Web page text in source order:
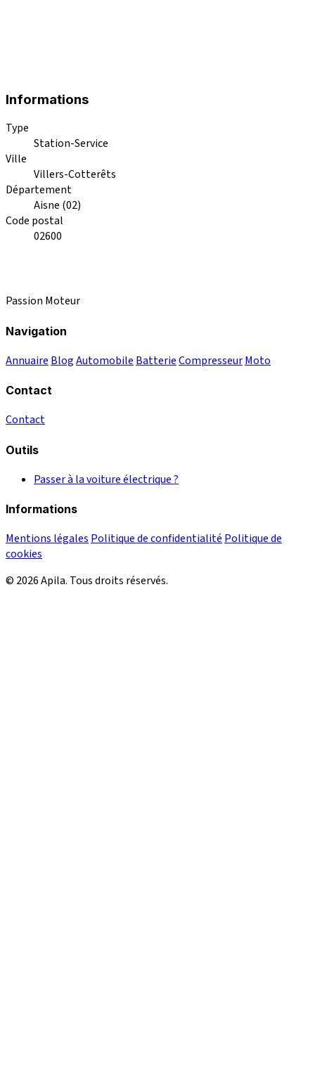
Informations
Type
Station-Service
Ville
Villers-Cotterêts
Département
Aisne (02)
Code postal
02600
Passion Moteur
Navigation
Annuaire BlogAutomobile BatterieCompresseurMoto
Contact
Contact
Outils
Passer à la voiture électrique ?
Informations
Mentions légales Politique de confidentialité Politique de
cookies
© 2026 Apila. Tous droits réservés.